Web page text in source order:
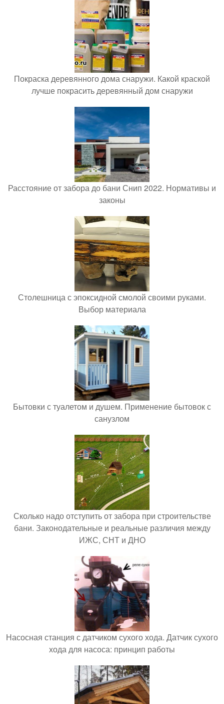
Покраска деревянного дома снаружи. Какой краской
лучше покрасить деревянный дом снаружи
Расстояние от забора до бани Снип 2022. Нормативы и
законы
Столешница с эпоксидной смолой своими руками.
Выбор материала
Бытовки с туалетом и душем. Применение бытовок с
санузлом
Сколько надо отступить от забора при строительстве
бани. Законодательные и реальные различия между
ИЖС, СНТ и ДНО
Насосная станция с датчиком сухого хода. Датчик сухого
хода для насоса: принцип работы